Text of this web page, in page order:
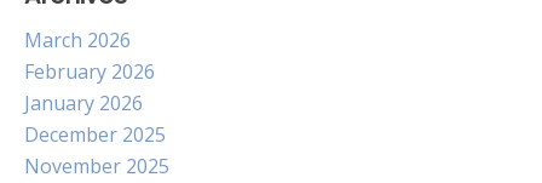
March 2026
February 2026
January 2026
December 2025
November 2025